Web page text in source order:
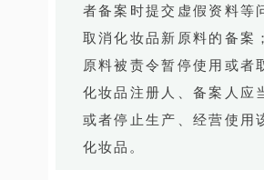
者备案时提交虚假资料等
取消化妆品新原料的备案
原料被责令暂停使用或者
化妆品注册人、备案人应
或者停止生产、经营使用
化妆品。